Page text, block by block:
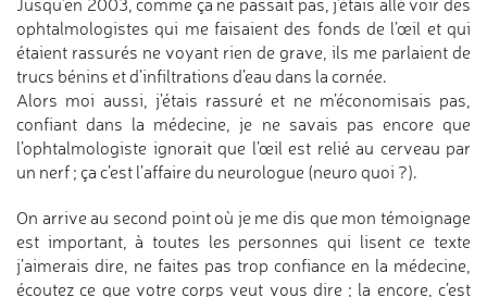
Jusqu’en 2003, comme ça ne passait pas, j’étais allé voir des
ophtalmologistes qui me faisaient des fonds de l’œil et qui
étaient rassurés ne voyant rien de grave, ils me parlaient de
trucs bénins et d’infiltrations d’eau dans la cornée.
Alors moi aussi, j’étais rassuré et ne m’économisais pas,
confiant dans la médecine, je ne savais pas encore que
l’ophtalmologiste ignorait que l’œil est relié au cerveau par
un nerf ; ça c’est l’affaire du neurologue (neuro quoi ?).
On arrive au second point où je me dis que mon témoignage
est important, à toutes les personnes qui lisent ce texte
j’aimerais dire, ne faites pas trop confiance en la médecine,
écoutez ce que votre corps veut vous dire ; la encore, c’est